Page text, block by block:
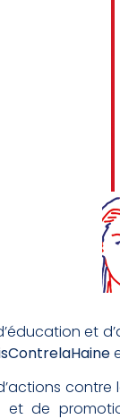
et
et de